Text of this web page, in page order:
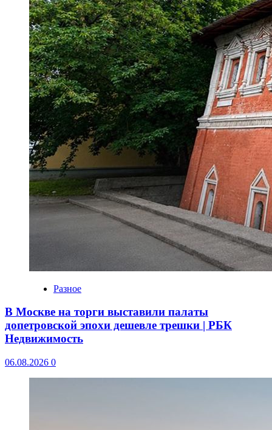
Разное
В Москве на торги выставили палаты
допетровской эпохи дешевле трешки | РБК
Недвижимость
06.08.2026 0